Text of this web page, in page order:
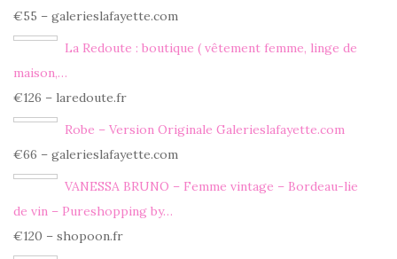
€55 – galerieslafayette.com
La Redoute : boutique ( vêtement femme, linge de
maison,…
€126 – laredoute.fr
Robe – Version Originale Galerieslafayette.com
€66 – galerieslafayette.com
VANESSA BRUNO – Femme vintage – Bordeau-lie
de vin – Pureshopping by…
€120 – shopoon.fr